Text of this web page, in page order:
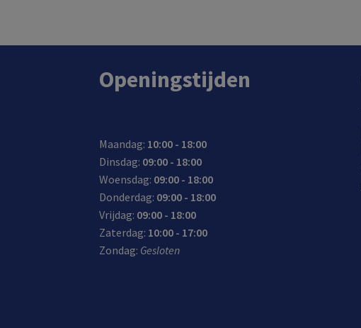
Openingstijden
Maandag: 10:00 - 18:00
Dinsdag: 09:00 - 18:00
Woensdag: 09:00 - 18:00
Donderdag: 09:00 - 18:00
Vrijdag: 09:00 - 18:00
Zaterdag: 10:00 - 17:00
Zondag: Gesloten